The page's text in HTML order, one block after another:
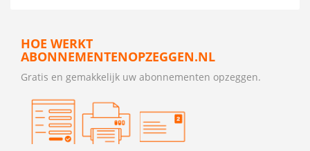
HOE WERKT
ABONNEMENTENOPZEGGEN.NL
Gratis en gemakkelijk uw abonnementen opzeggen.